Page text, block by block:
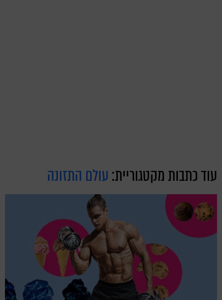
עוד כתבות מקטגוריית:עולם התזונה